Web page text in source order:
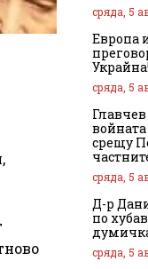
сряда, 5
Европа
сряда, 5
срещу
сряда, 5
Д-р
по
сряда, 5